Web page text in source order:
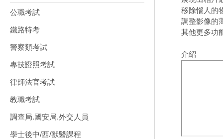
公職考試
鐵路特考
警察類考試
專技證照考試
律師法官考試
教職考試
調查局.國安局.外交人員
學士後中/西/獸醫課程
移除惱人的
調整影像的
其他更多